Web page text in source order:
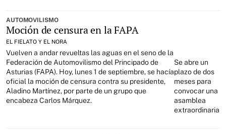
AUTOMOVILISMO
Moción de censura en la FAPA
EL FIELATO Y EL NORA
Vuelven a andar revueltas las aguas en el seno de la
Federación de Automovilismo del Principado de
Asturias (FAPA). Hoy, lunes 1 de septiembre, se hacía
oficial la moción de censura contra su presidente,
Aladino Martínez, por parte de un grupo que
encabeza Carlos Márquez.
Se abre un
plazo de dos
meses para
convocar una
asamblea
extraordinaria